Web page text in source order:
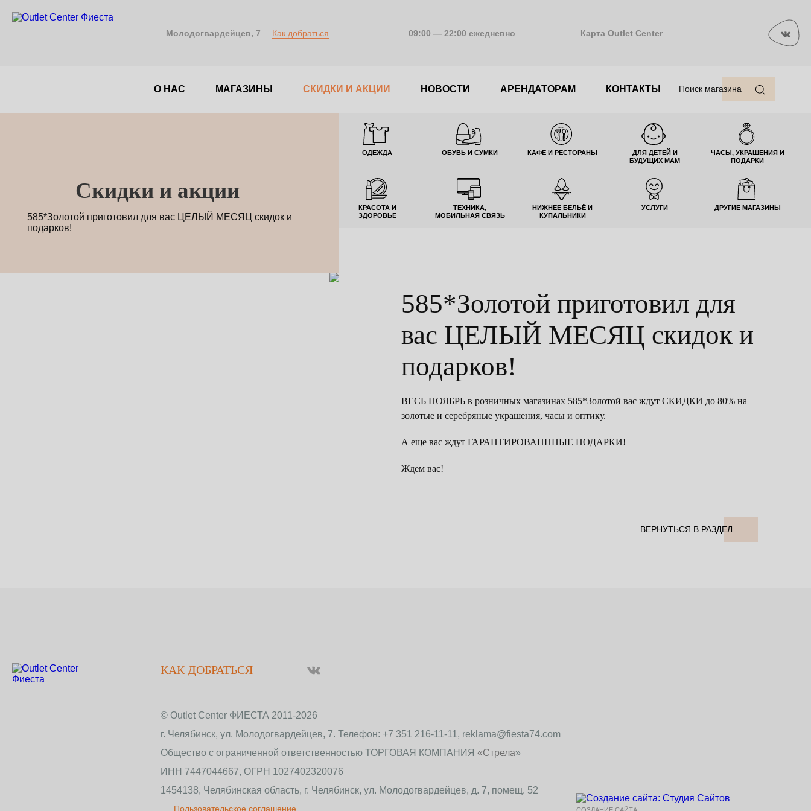
Молодогвардейцев, 7 Как добраться 09:00 — 22:00 ежедневно Карта Outlet Center
О НАС МАГАЗИНЫ CКИДКИ И АКЦИИ НОВОСТИ АРЕНДАТОРАМ КОНТАКТЫ Поиск магазина
Cкидки и акции
585*Золотой приготовил для вас ЦЕЛЫЙ МЕСЯЦ скидок и
подарков!
ОДЕЖДА ОБУВЬ И СУМКИ КАФЕ И РЕСТОРАНЫ
ДЛЯ ДЕТЕЙ И
БУДУЩИХ МАМ
ЧАСЫ, УКРАШЕНИЯ И
ПОДАРКИ
КРАСОТА И
ЗДОРОВЬЕ
ТЕХНИКА,
МОБИЛЬНАЯ СВЯЗЬ
НИЖНЕЕ БЕЛЬЁ И
КУПАЛЬНИКИ
УСЛУГИ ДРУГИЕ МАГАЗИНЫ
585*Золотой приготовил для
вас ЦЕЛЫЙ МЕСЯЦ скидок и
подарков!
ВЕСЬ НОЯБРЬ в розничных магазинах 585*Золотой вас ждут СКИДКИ до 80% на
золотые и серебряные украшения, часы и оптику.
А еще вас ждут ГАРАНТИРОВАНННЫЕ ПОДАРКИ!
Ждем вас!
ВЕРНУТЬСЯ В РАЗДЕЛ
КАК ДОБРАТЬСЯ
© Outlet Center ФИЕСТА 2011-2026
г. Челябинск, ул. Молодогвардейцев, 7. Телефон: +7 351 216-11-11, reklama@fiesta74.com
Общество с ограниченной ответственностью ТОРГОВАЯ КОМПАНИЯ «Стрела»
ИНН 7447044667, ОГРН 1027402320076
1454138, Челябинская область, г. Челябинск, ул. Молодогвардейцев, д. 7, помещ. 52
Пользовательское соглашение